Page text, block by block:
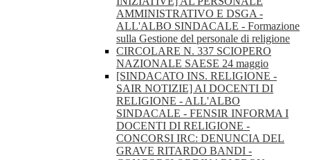
AMMINISTRATIVO E DSGA -
ALL'ALBO SINDACALE - Formazione
sulla Gestione del personale di religione
CIRCOLARE N. 337 SCIOPERO
NAZIONALE SAESE 24 maggio
[SINDACATO INS. RELIGIONE -
SAIR NOTIZIE] AI DOCENTI DI
RELIGIONE - ALL'ALBO
SINDACALE - FENSIR INFORMA I
DOCENTI DI RELIGIONE -
CONCORSI IRC: DENUNCIA DEL
GRAVE RITARDO BANDI -